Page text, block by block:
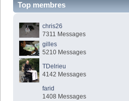
Top membres
chris26
7311 Messages
gilles
5210 Messages
TDelrieu
4142 Messages
farid
1408 Messages